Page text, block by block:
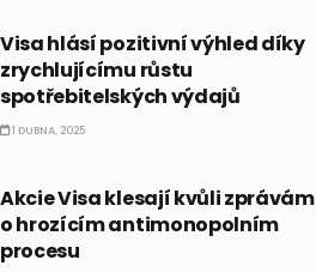
Visa hlásí pozitivní výhled díky
zrychlujícímu růstu
spotřebitelských výdajů
1 DUBNA, 2025
Akcie Visa klesají kvůli zprávám
o hrozícím antimonopolním
procesu